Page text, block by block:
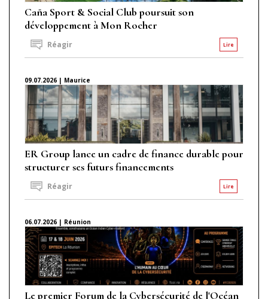
Caña Sport & Social Club poursuit son
développement à Mon Rocher
Lire
Réagir
09.07.2026 | Maurice
ER Group lance un cadre de finance durable pour
structurer ses futurs financements
Lire
Réagir
06.07.2026 | Réunion
Le premier Forum de la Cybersécurité de l'Océan